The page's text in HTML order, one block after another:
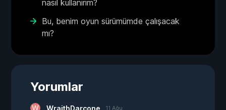
nasıl kullanırım?
Bu, benim oyun sürümümde çalışacak
mı?
Yorumlar
11 Ağu